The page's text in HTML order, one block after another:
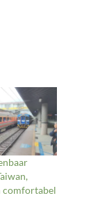
comfortabel